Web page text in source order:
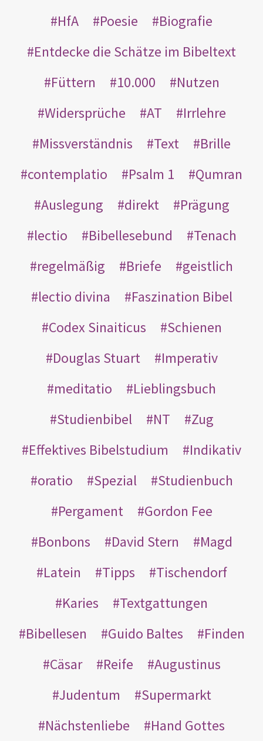
HfA
Poesie
Biografie
Entdecke die Schätze im Bibeltext
Füttern
10.000
Nutzen
Widersprüche
AT
Irrlehre
Missverständnis
Text
Brille
contemplatio
Psalm 1
Qumran
Auslegung
direkt
Prägung
lectio
Bibellesebund
Tenach
regelmäßig
Briefe
geistlich
lectio divina
Faszination Bibel
Codex Sinaiticus
Schienen
Douglas Stuart
Imperativ
meditatio
Lieblingsbuch
Studienbibel
NT
Zug
Effektives Bibelstudium
Indikativ
oratio
Spezial
Studienbuch
Pergament
Gordon Fee
Bonbons
David Stern
Magd
Latein
Tipps
Tischendorf
Karies
Textgattungen
Bibellesen
Guido Baltes
Finden
Cäsar
Reife
Augustinus
Judentum
Supermarkt
Nächstenliebe
Hand Gottes